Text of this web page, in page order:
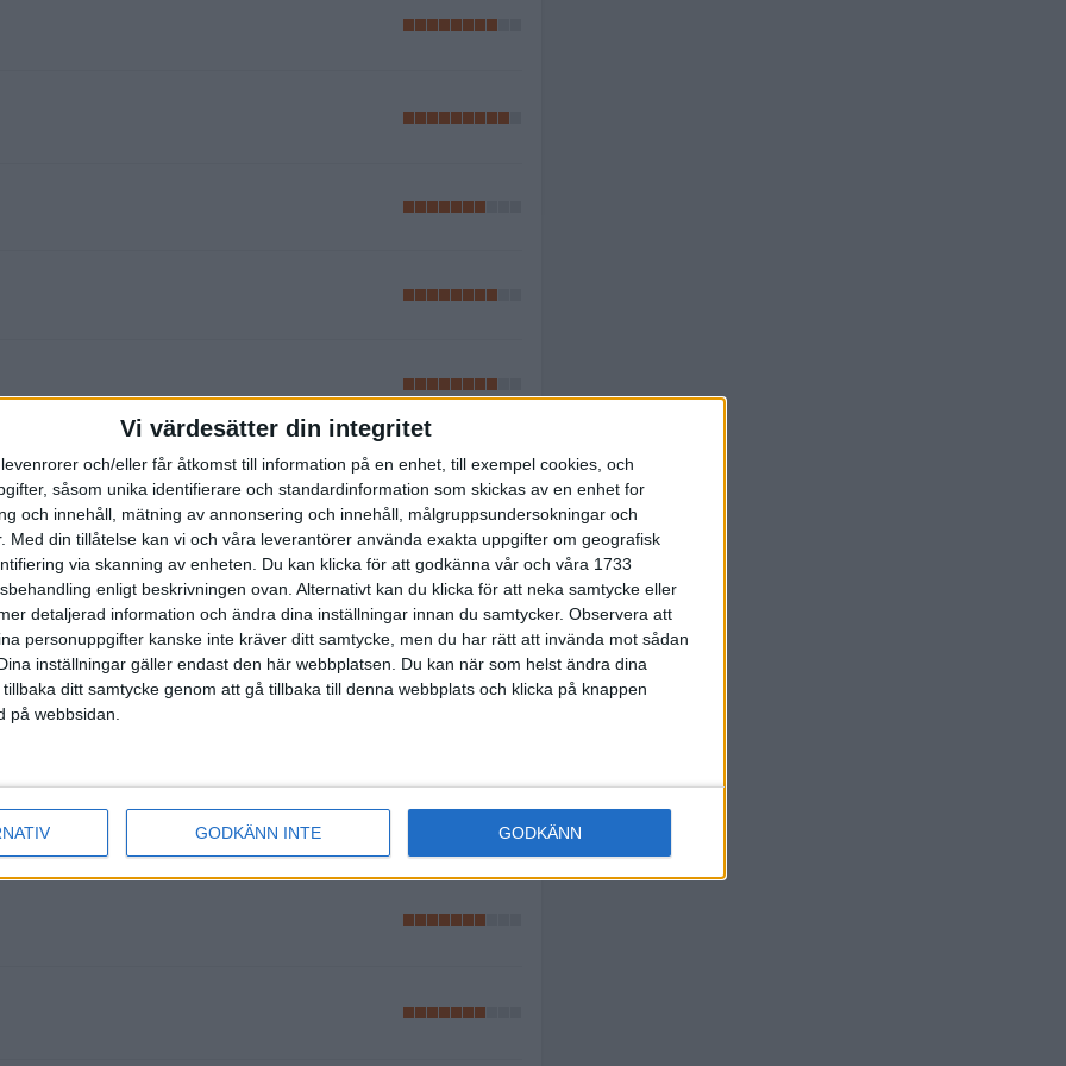
Vi värdesätter din integritet
och/eller får åtkomst till information på en enhet, till exempel cookies, och
såsom unika identifierare och standardinformation som skickas av en enhet for
och innehåll, mätning av annonsering och innehåll, målgruppsundersokningar och
Med din tillåtelse kan vi och våra leverantörer använda exakta uppgifter om geografisk
via skanning av enheten. Du kan klicka för att godkänna vår och våra 1733
enligt beskrivningen ovan. Alternativt kan du klicka för att neka samtycke eller
detaljerad information och ändra dina inställningar innan du samtycker. Observera att
personuppgifter kanske inte kräver ditt samtycke, men du har rätt att invända mot sådan
inställningar gäller endast den här webbplatsen. Du kan när som helst ändra dina
ditt samtycke genom att gå tillbaka till denna webbplats och klicka på knappen
på webbsidan.
GODKÄNN INTE GODKÄNN